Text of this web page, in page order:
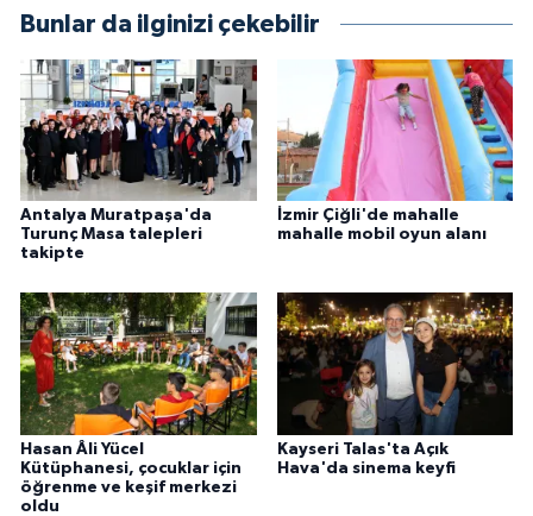
Bunlar da ilginizi çekebilir
Antalya Muratpaşa'da
Turunç Masa talepleri
takipte
İzmir Çiğli'de mahalle
mahalle mobil oyun alanı
Hasan Âli Yücel
Kütüphanesi, çocuklar için
öğrenme ve keşif merkezi
oldu
Kayseri Talas'ta Açık
Hava'da sinema keyfi